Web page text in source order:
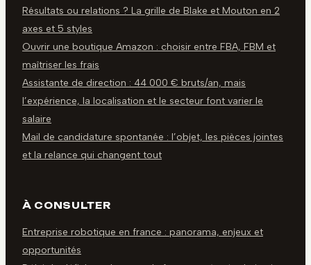
Résultats ou relations ? La grille de Blake et Mouton en 2
axes et 5 styles
Ouvrir une boutique Amazon : choisir entre FBA, FBM et
maîtriser les frais
Assistante de direction : 44 000 € bruts/an, mais
l’expérience, la localisation et le secteur font varier le
salaire
Mail de candidature spontanée : l’objet, les pièces jointes
et la relance qui changent tout
À CONSULTER
Entreprise robotique en france : panorama, enjeux et
opportunités